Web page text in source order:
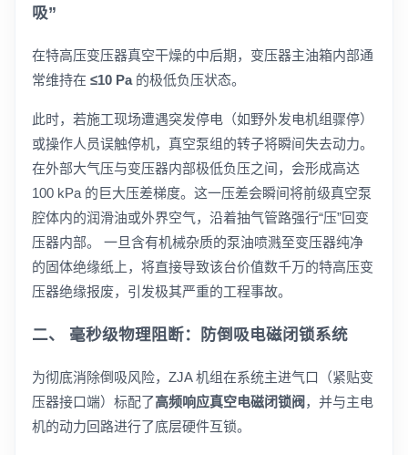
吸”
在特高压变压器真空干燥的中后期，变压器主油箱内部通
常维持在 ≤10 Pa的极低负压状态。
此时，若施工现场遭遇突发停电（如野外发电机组骤停）
或操作人员误触停机，真空泵组的转子将瞬间失去动力。
在外部大气压与变压器内部极低负压之间，会形成高达
100 kPa 的巨大压差梯度。这一压差会瞬间将前级真空泵
腔体内的润滑油或外界空气，沿着抽气管路强行“压”回变
压器内部。 一旦含有机械杂质的泵油喷溅至变压器纯净
的固体绝缘纸上，将直接导致该台价值数千万的特高压变
压器绝缘报废，引发极其严重的工程事故。
二、 毫秒级物理阻断：防倒吸电磁闭锁系统
为彻底消除倒吸风险，ZJA 机组在系统主进气口（紧贴变
压器接口端）标配了高频响应真空电磁闭锁阀 ，并与主电
机的动力回路进行了底层硬件互锁。